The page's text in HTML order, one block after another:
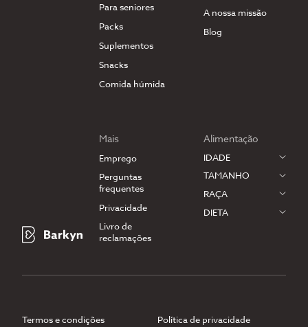
Para seniores
Packs
Suplementos
Snacks
Comida húmida
A nossa missão
Blog
Mais
Emprego
Perguntas
frequentes
Privacidade
Livro de
reclamações
Alimentação
IDADE
TAMANHO
RAÇA
DIETA
Termos e condições Política de privacidade